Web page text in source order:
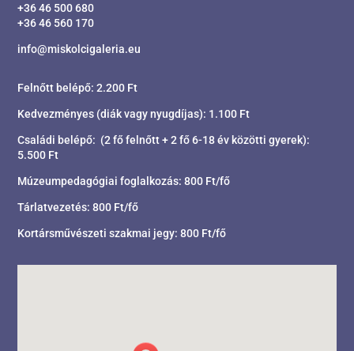
+36 46 500 680
+36 46 560 170
info@miskolcigaleria.eu
Felnőtt belépő: 2.200 Ft
Kedvezményes (diák vagy nyugdíjas): 1.100 Ft
Családi belépő: (2 fő felnőtt + 2 fő 6-18 év közötti gyerek):
5.500 Ft
Múzeumpedagógiai foglalkozás: 800 Ft/fő
Tárlatvezetés: 800 Ft/fő
Kortársművészeti szakmai jegy: 800 Ft/fő